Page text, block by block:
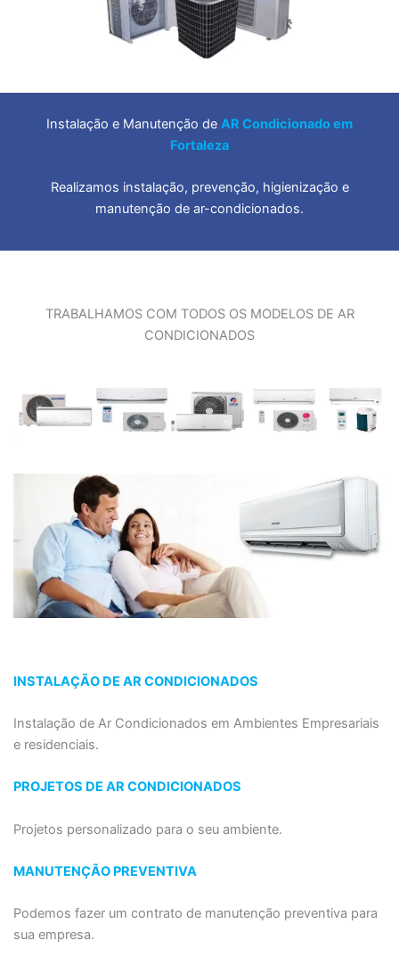
Instalação e Manutenção de AR Condicionado em
Fortaleza
Realizamos instalação, prevenção, higienização e
manutenção de ar-condicionados.
TRABALHAMOS COM TODOS OS MODELOS DE AR
CONDICIONADOS
INSTALAÇÃO DE AR CONDICIONADOS
Instalação de Ar Condicionados em Ambientes Empresariais
e residenciais.
PROJETOS DE AR CONDICIONADOS
Projetos personalizado para o seu ambiente.
MANUTENÇÃO PREVENTIVA
Podemos fazer um contrato de manutenção preventiva para
sua empresa.